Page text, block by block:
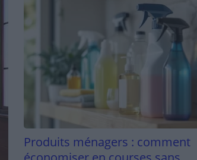
Produits ménagers : comment